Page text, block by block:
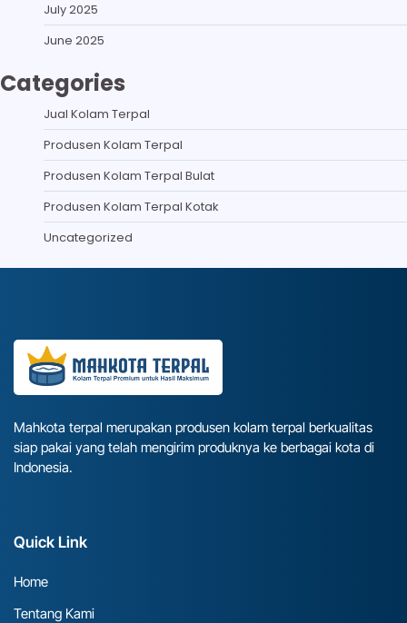
July 2025
June 2025
Categories
Jual Kolam Terpal
Produsen Kolam Terpal
Produsen Kolam Terpal Bulat
Produsen Kolam Terpal Kotak
Uncategorized
Mahkota terpal merupakan produsen kolam terpal berkualitas
siap pakai yang telah mengirim produknya ke berbagai kota di
Indonesia.
Quick Link
Home
Tentang Kami